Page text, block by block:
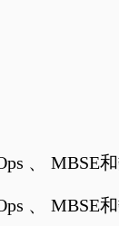
、 MBSE
、 MBSE